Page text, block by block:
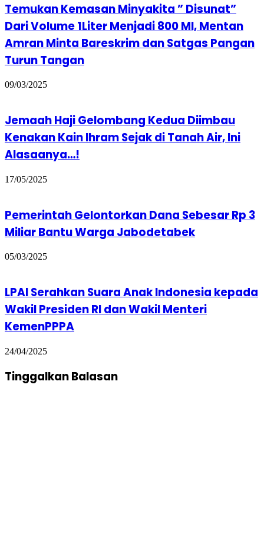
Temukan Kemasan Minyakita ” Disunat”
Dari Volume 1Liter Menjadi 800 Ml, Mentan
Amran Minta Bareskrim dan Satgas Pangan
Turun Tangan
09/03/2025
Jemaah Haji Gelombang Kedua Diimbau
Kenakan Kain Ihram Sejak di Tanah Air, Ini
Alasaanya…!
17/05/2025
Pemerintah Gelontorkan Dana Sebesar Rp 3
Miliar Bantu Warga Jabodetabek
05/03/2025
LPAI Serahkan Suara Anak Indonesia kepada
Wakil Presiden RI dan Wakil Menteri
KemenPPPA
24/04/2025
Tinggalkan Balasan